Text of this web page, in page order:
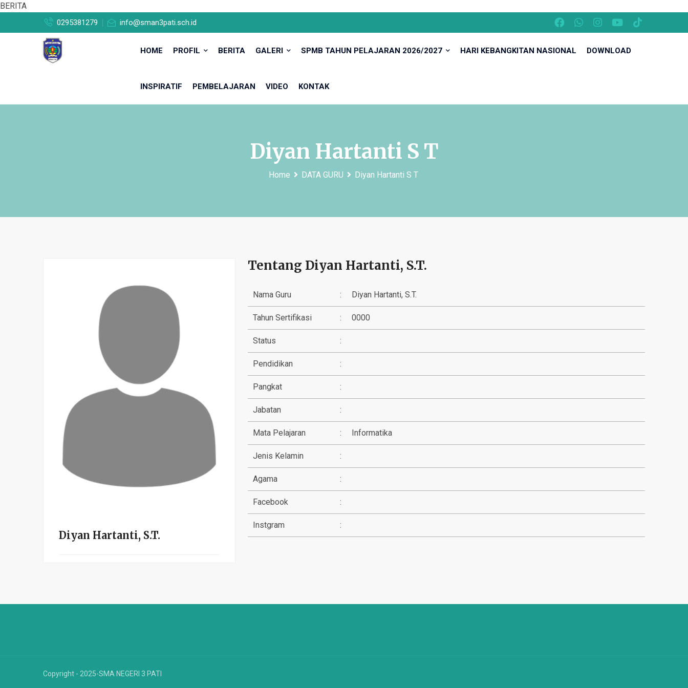
BERITA
0295381279 info@sman3pati.sch.id
HOME PROFIL BERITA GALERI SPMB TAHUN PELAJARAN 2026/2027 HARI KEBANGKITAN NASIONAL DOWNLOAD
INSPIRATIF PEMBELAJARAN VIDEO KONTAK
Diyan Hartanti S T
Home DATA GURU Diyan Hartanti S T
Diyan Hartanti, S.T.
Tentang Diyan Hartanti, S.T.
Nama Guru : Diyan Hartanti, S.T.
Tahun Sertifikasi : 0000
Status :
Pendidikan :
Pangkat :
Jabatan :
Mata Pelajaran : Informatika
Jenis Kelamin :
Agama :
Facebook :
Instgram :
Copyright - 2025-SMA NEGERI 3 PATI